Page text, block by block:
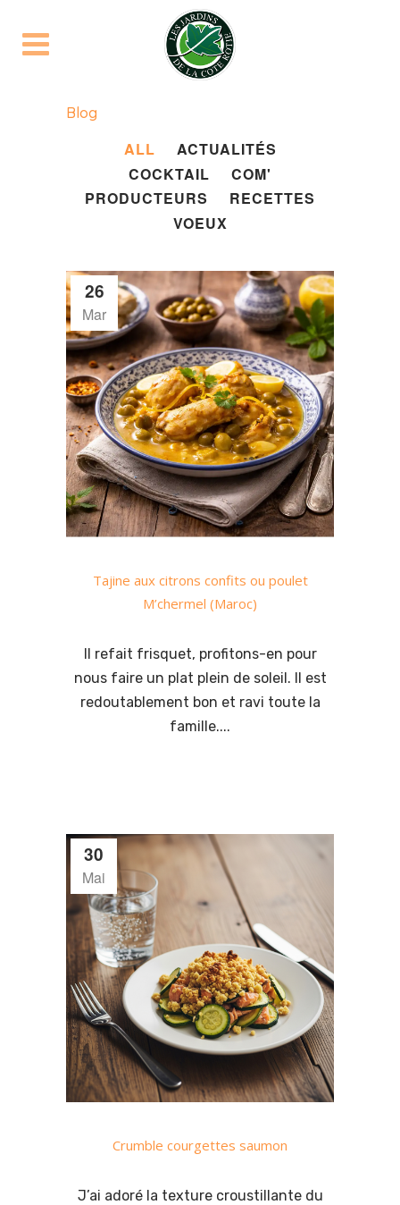
Blog
ALL
ACTUALITÉS
COCKTAIL
COM'
PRODUCTEURS
RECETTES
VOEUX
26
Mar
Tajine aux citrons confits ou poulet
M’chermel (Maroc)
Il refait frisquet, profitons-en pour
nous faire un plat plein de soleil. Il est
redoutablement bon et ravi toute la
famille....
30
Mai
Crumble courgettes saumon
J’ai adoré la texture croustillante du